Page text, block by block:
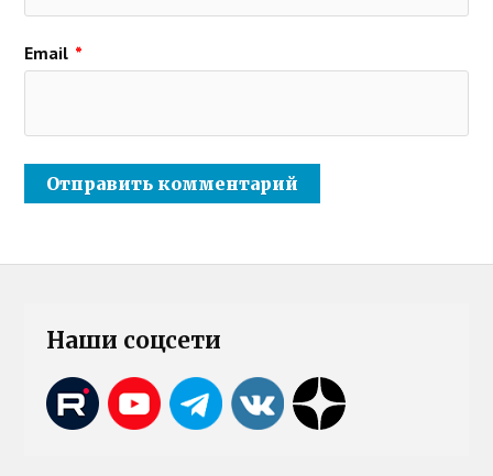
Email *
Наши соцсети